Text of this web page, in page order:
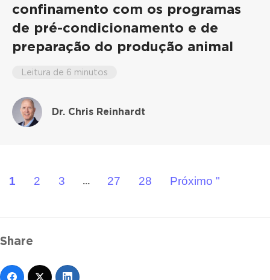
confinamento com os programas
de pré-condicionamento e de
preparação do produção animal
Leitura de 6 minutos
Dr. Chris Reinhardt
1 2 3 ... 27 28 Próximo "
Share